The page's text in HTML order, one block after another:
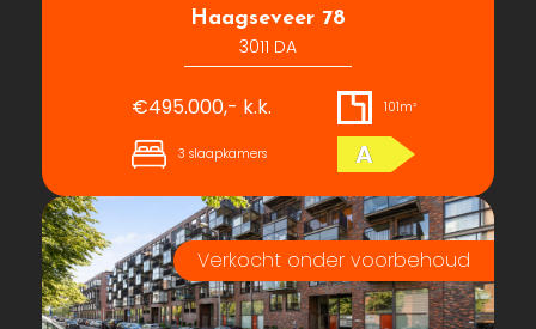
Haagseveer 78
3011 DA
€495.000,- k.k. 101m²
3 slaapkamers A